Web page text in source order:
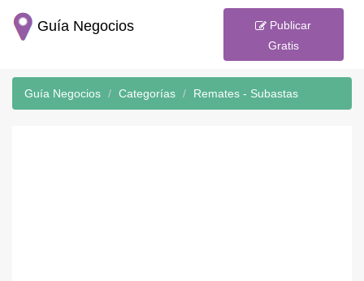
Guía Negocios
Publicar
Gratis
Guía Negocios Categorías Remates - Subastas